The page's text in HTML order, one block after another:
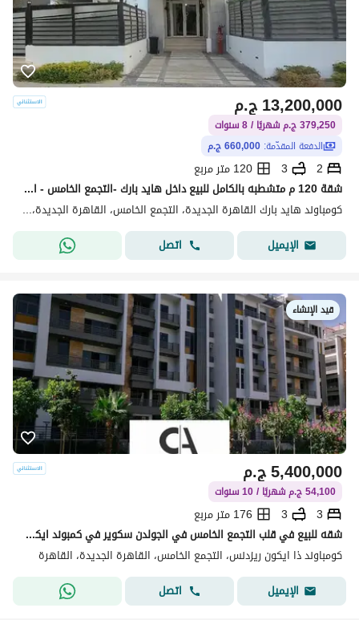
ج.م13,200,000
379,250 ج.م شهريًا / 8 سنوات
الدفعة المقدّمة: 660,000 ج.م
2
3
120 متر مربع
شقة 120 م متشطبه بالكامل للبيع داخل هايد بارك -التجمع الخامس - القاهره الجديده - بأقل مقدم وتقسيط 8 سنوات -استلم بعد سنه - 2 غرف
كومباوند هايد بارك القاهرة الجديدة، التجمع الخامس، القاهرة الجديدة، القاهرة
الإيميل
اتصل
قيد الإنشاء
ج.م5,400,000
54,100 ج.م شهريًا / 10 سنوات
3
3
176 متر مربع
شقه للبيع في قلب التجمع الخامس في الجولدن سكوير في كمبوند ايكون مقدم 5% وقسط علي 10 سنوات مع خصم كاش 35% | * Icon *
كومباوند ذا ايكون ريزدنس، التجمع الخامس، القاهرة الجديدة، القاهرة
الإيميل
اتصل